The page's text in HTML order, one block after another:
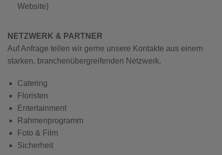
Website)
NETZWERK & PARTNER
Auf Anfrage teilen wir gerne unsere Kontakte aus einem
starken, branchenübergreifenden Netzwerk.
Catering
Floristen
Entertainment
Rahmenprogramm
Foto & Film
Sicherheit